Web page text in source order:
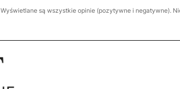
Wyświetlane są wszystkie opinie (pozytywne i negatywne).